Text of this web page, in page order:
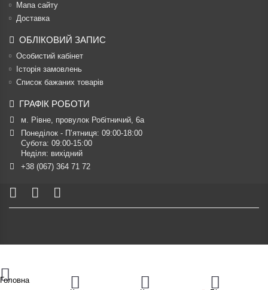
Мапа сайту
Доставка
ОБЛІКОВИЙ ЗАПИС
Особистий кабінет
Історія замовлень
Список бажаних товарів
ГРАФІК РОБОТИ
м. Рівне, провулок Робітничий, 6а
Понеділок - П’ятниця: 09:00-18:00
Субота: 09:00-15:00
Неділя: вихідний
+38 (067) 364 71 72
Головна